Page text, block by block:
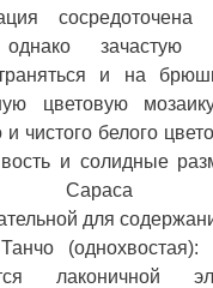
однако зачастую
и на
цветовую
и чистого белого
и солидные
Сараса
для
(однохвостая):
лаконичной